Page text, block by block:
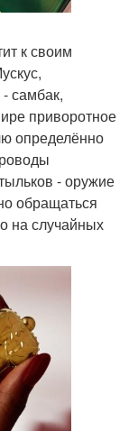
к своим
самбак,
приворотное
определённо
- оружие
обращаться
на случайных